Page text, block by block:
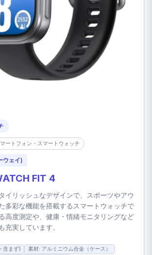
ートフォン・スマートウォッチ
ウェイ)
FIT 4
イリッシュなデザインで、スポーツやアウ
多彩な機能を搭載するスマートウォッチで
高度測定や、健康・情緒モニタリングなど
充実しています。
含まず)
素材: アルミニウム合金（ケース）